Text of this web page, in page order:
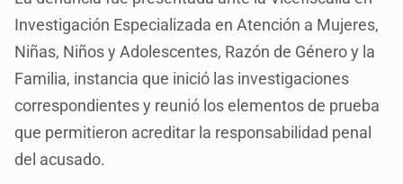
Investigación Especializada en Atención a Mujeres,
Niñas, Niños y Adolescentes, Razón de Género y la
Familia, instancia que inició las investigaciones
correspondientes y reunió los elementos de prueba
que permitieron acreditar la responsabilidad penal
del acusado.